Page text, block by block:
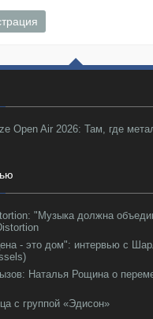
Open Air 2026: Там, где
"Музыка должна
- это дом": интервью с
Наталья Рощина о
с группой «Эдисон»